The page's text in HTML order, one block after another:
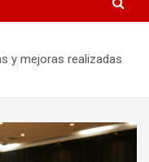
y mejoras realizadas